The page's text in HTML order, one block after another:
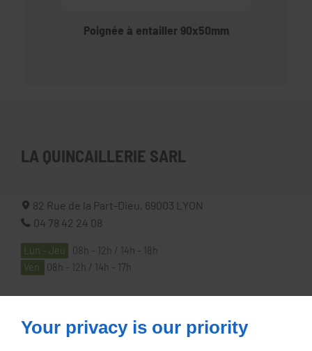
Poignée à entailler 90x50mm
LA QUINCAILLERIE SARL
82 Rue de la Part-Dieu, 69003
LYON
04 78 42 24 08
Lun - Jeu
08h - 12h / 14h - 18h
Ven
08h - 12h / 14h - 17h
À PROPOS
Your privacy is our priority